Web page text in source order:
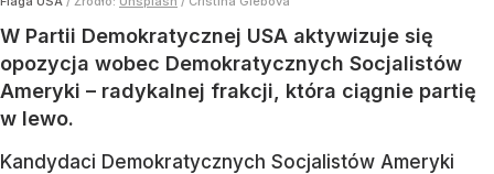
W Partii Demokratycznej USA aktywizuje się
opozycja wobec Demokratycznych Socjalistów
Ameryki – radykalnej frakcji, która ciągnie partię
w lewo.
Kandydaci Demokratycznych Socjalistów Ameryki